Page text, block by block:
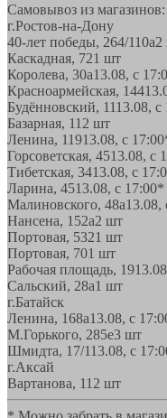
Самовывоз из магазинов:
г.Ростов-на-Дону
40-лет победы, 264/110а2
Каскадная, 721 шт
Королева, 30а13.08, с
Красноармейская, 144
Будённовский, 1113.08, с
Базарная, 11 2 шт
Ленина, 11913.08, с
Горсоветская, 4513.08, с
Тибетская, 3413.08, с
Ларина, 4513.08, с 17:00*
Малиновского, 48а13.08,
Нансена, 152а2 шт
Портовая, 5321 шт
Портовая, 701 шт
Рабочая площадь, 19
Сальский, 28a1 шт
г.Батайск
Ленина, 168а13.08, с
М.Горького, 285е3 шт
Шмидта, 17/113.08, с
г.Аксай
Вартанова, 11 2 шт